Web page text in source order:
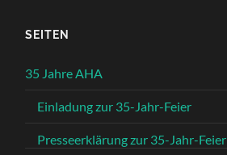
SEITEN
35 Jahre AHA
Einladung zur 35-Jahr-Feier
Presseerklärung zur 35-Jahr-Feier